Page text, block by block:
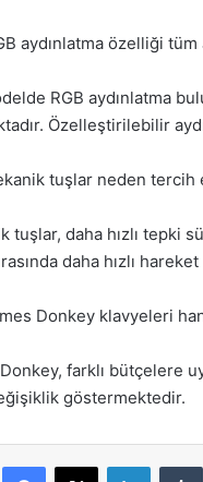
aydınlatma özelliği
RGB aydınlatma
Özelleştirilebilir
tuşlar neden
tuşlar, daha hızlı tepki
daha hızlı
Donkey klavyeleri
farklı bütçelere
göstermektedir.
Facebook
X LinkedIn